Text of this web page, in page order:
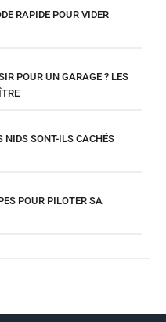
RAPIDE POUR VIDER
POUR UN GARAGE ? LES
NIDS SONT-ILS CACHÉS
POUR PILOTER SA